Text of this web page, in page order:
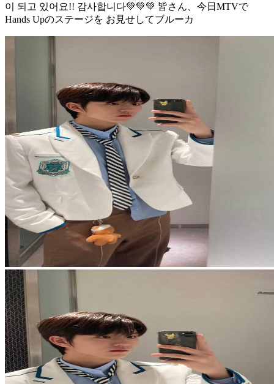
이 되고 있어요!! 감사합니다💚💚💚 皆さん、今日MTVで
Hands Upのステージを お見せしてブルーカ